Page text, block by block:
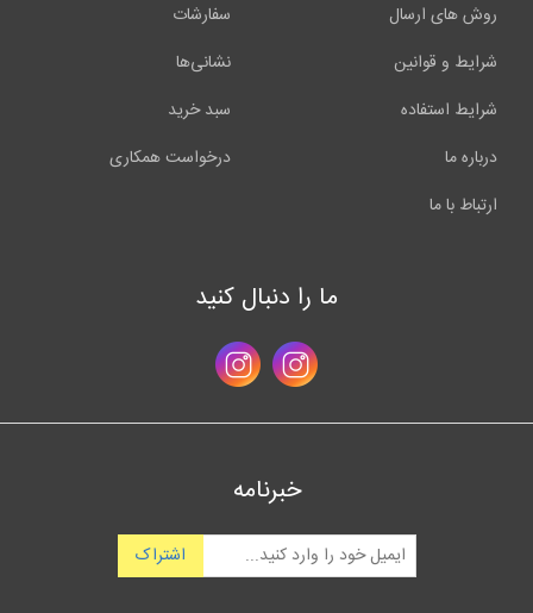
روش های ارسال
شرایط و قوانین
شرایط استفاده
درباره ما
ارتباط با ما
سفارشات
نشانی‌ها
سبد خرید
درخواست همکاری
ما را دنبال کنید
خبرنامه
اشتراک